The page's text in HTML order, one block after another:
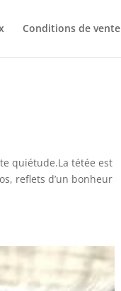
Conditions de vente
quiétude.La tétée est
reflets d’un bonheur